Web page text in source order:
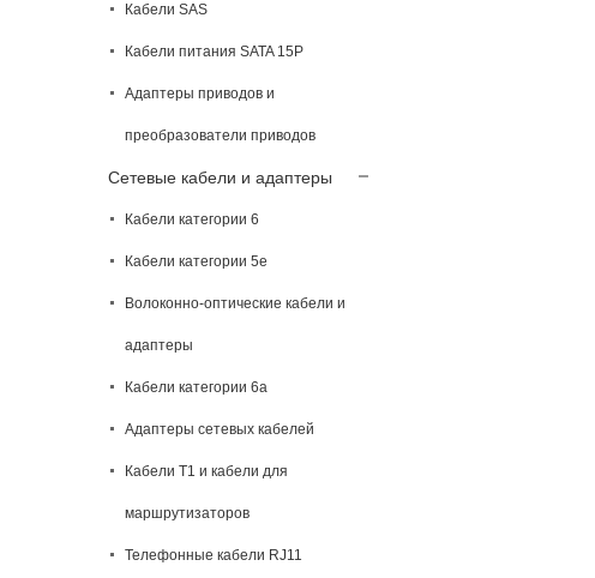
Кабели SAS
Кабели питания SATA 15P
Адаптеры приводов и
преобразователи приводов
Сетевые кабели и адаптеры
Кабели категории 6
Кабели категории 5e
Волоконно-оптические кабели и
адаптеры
Кабели категории 6а
Адаптеры сетевых кабелей
Кабели T1 и кабели для
маршрутизаторов
Телефонные кабели RJ11